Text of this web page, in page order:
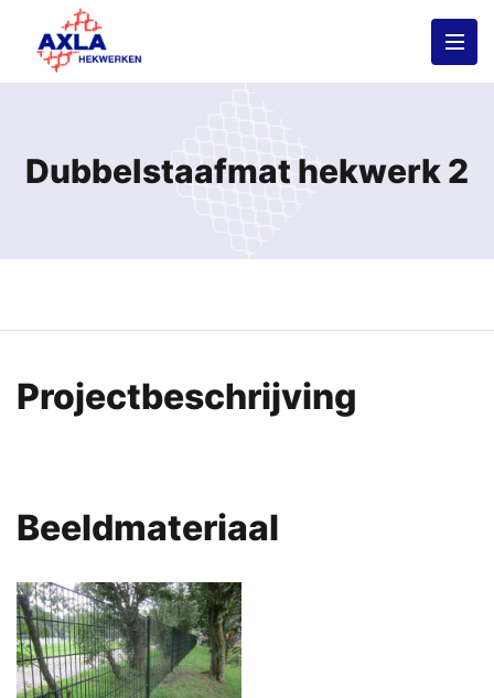
Dubbelstaafmat hekwerk 2
Projectbeschrijving
Beeldmateriaal